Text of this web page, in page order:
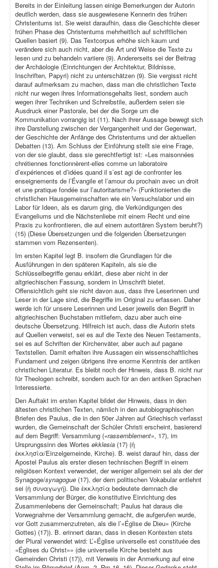
Bereits in der Einleitung lassen einige Bemerkungen der Autorin
deutlich werden, dass sie ausgewiesene Kennerin des frühen
Christentums ist. Sie weist daraufhin, dass die Geschichte dieser
frühen Phase des Christentums mehrheitlich auf schriftlichen
Quellen basiert (9). Das Textcorpus erhöhe sich kaum und
verändere sich auch nicht, aber die Art und Weise die Texte zu
lesen und zu behandeln variiere (9). Andererseits sei der Beitrag
der Archäologie (Einrichtungen der Architektur, Bildnisse,
Inschriften, Papyri) nicht zu unterschätzen (9). Sie vergisst nicht
darauf aufmerksam zu machen, dass man die christlichen Texte
nicht nur wegen ihres Informationsgehalts liest, sondern auch
wegen ihrer Techniken und Schreibstile, außerdem seien sie
Ausdruck einer Pastorale, bei der die Sorge um die
Kommunikation vorrangig ist (11). Nach ihrer Aussage bewegt sich
ihre Darstellung zwischen der Vergangenheit und der Gegenwart,
der Geschichte der Anfänge des Christentums und der aktuellen
Debatten (13). Am Schluss der Einführung stellt sie eine Frage,
von der sie glaubt, dass sie gerechtfertigt ist: «Les maisonnées
chrétiennes fonctionnèrent-elles comme un laboratoire
d’expériences et d’idées quand il s’est agi de confronter les
enseignements de l’Évangile et l’amour du prochain avec un droit
et une pratique fondée sur l’autoritarisme?» (Funktionierten die
christlichen Hausgemeinschaften wie ein Versuchslabor und ein
Labor für Ideen, als es darum ging, die Verkündigungen des
Evangeliums und die Nächstenliebe mit einem Recht und eine
Praxis zu konfrontieren, die auf einem autoritären System beruht?)
(15) (Diese Übersetzungen und die folgenden Übersetzungen
stammen vom Rezensenten).
Im ersten Kapitel legt B. insofern die Grundlagen für die
Ausführungen in den späteren Kapiteln, als sie die
Schlüsselbegriffe genau erklärt, diese aber nicht in der
altgriechischen Fassung, sondern in Umschrift bietet.
Offensichtlich geht sie nicht davon aus, dass ihre Leserinnen und
Leser in der Lage sind, die Begriffe im Original zu erfassen. Daher
werde ich für unsere Leserinnen und Leser jeweils den Begriff in
altgriechischen Buchstaben mitliefern, dazu aber auch eine
deutsche Übersetzung. Hilfreich ist auch, dass die Autorin stets
auf Quellen verweist, sei es auf die Texte des Neuen Testaments,
sei es auf Schriften der Kirchenväter, aber auch auf pagane
Textstellen. Damit erhalten ihre Aussagen ein wissenschaftliches
Fundament und zeigen übrigens ihre enorme Kenntnis der antiken
christlichen Literatur. Es bleibt noch der Hinweis, dass B. nicht nur
für Theologen schreibt, sondern auch für an den antiken Sprachen
Interessierte.
Den Auftakt im ersten Kapitel bildet der Hinweis, dass in den
ältesten christlichen Texten, nämlich in den autobiographischen
Briefen des Paulus, die in den 50er Jahren auf Griechisch verfasst
wurden, die Gemeinschaft der Schüler Christi erscheint, basierend
auf dem Begriff: Versammlung («rassemblement», 17), im
Ursprungssinn des Wortes ekklesia (17) (ἡ
ἐκκλησία/Einzelgemeinde, Kirche). B. weist darauf hin, dass der
Apostel Paulus als erster diesen technischen Begriff in einem
religiösen Kontext verwendet, der weniger allgemein sei als der der
Synagoge/synagogue (17), der dem politischen Vokabular entlehnt
sei (ἡ συναγωγή). Die ἐκκλησία bedeutete demnach die
Versammlung der Bürger, die konstitutive Einrichtung des
Zusammenlebens der Gemeinschaft; Paulus hat daraus die
Vorwegnahme der Versammlung gemacht, die aufgerufen wurde,
vor Gott zusammenzutreten, als die l’«Église de Dieu» (Kirche
Gottes) (17)). B. erinnert daran, dass in diesen Kontexten stets
der Plural verwendet wird: L’«Église universelle est constituée des
«Églises du Christ»» (die universelle Kirche besteht aus
Gemeinden Christi (17)), mit Verweis in der Anmerkung auf eine